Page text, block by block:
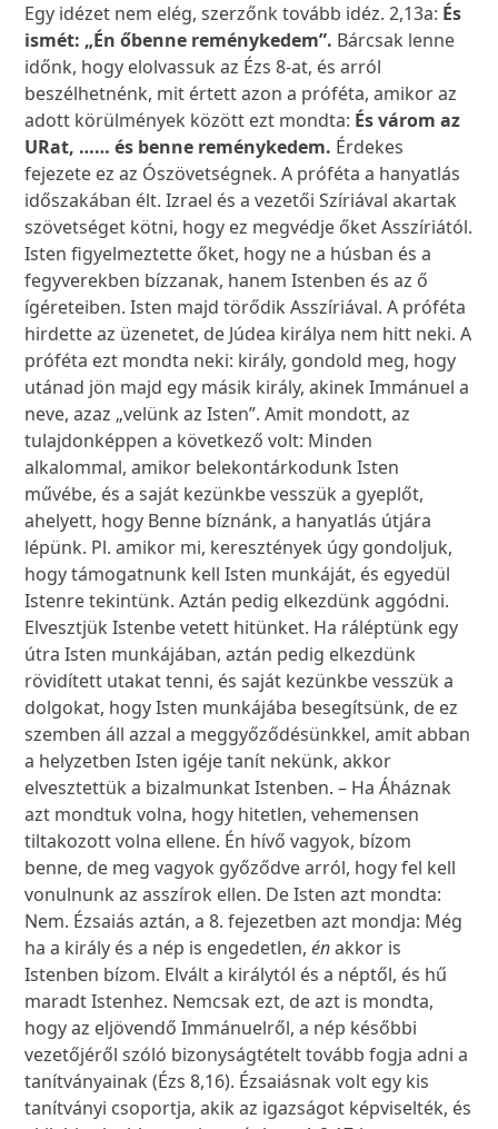
Egy idézet nem elég, szerzőnk tovább idéz. 2,13a: És
ismét: „Én őbenne reménykedem”. Bárcsak lenne
időnk, hogy elolvassuk az Ézs 8-at, és arról
beszélhetnénk, mit értett azon a próféta, amikor az
adott körülmények között ezt mondta: És várom az
URat, …… és benne reménykedem. Érdekes
fejezete ez az Ószövetségnek. A próféta a hanyatlás
időszakában élt. Izrael és a vezetői Szíriával akartak
szövetséget kötni, hogy ez megvédje őket Asszíriától.
Isten figyelmeztette őket, hogy ne a húsban és a
fegyverekben bízzanak, hanem Istenben és az ő
ígéreteiben. Isten majd törődik Asszíriával. A próféta
hirdette az üzenetet, de Júdea királya nem hitt neki. A
próféta ezt mondta neki: király, gondold meg, hogy
utánad jön majd egy másik király, akinek Immánuel a
neve, azaz „velünk az Isten”. Amit mondott, az
tulajdonképpen a következő volt: Minden
alkalommal, amikor belekontárkodunk Isten
művébe, és a saját kezünkbe vesszük a gyeplőt,
ahelyett, hogy Benne bíznánk, a hanyatlás útjára
lépünk. Pl. amikor mi, keresztények úgy gondoljuk,
hogy támogatnunk kell Isten munkáját, és egyedül
Istenre tekintünk. Aztán pedig elkezdünk aggódni.
Elvesztjük Istenbe vetett hitünket. Ha ráléptünk egy
útra Isten munkájában, aztán pedig elkezdünk
rövidített utakat tenni, és saját kezünkbe vesszük a
dolgokat, hogy Isten munkájába besegítsünk, de ez
szemben áll azzal a meggyőződésünkkel, amit abban
a helyzetben Isten igéje tanít nekünk, akkor
elvesztettük a bizalmunkat Istenben. – Ha Áháznak
azt mondtuk volna, hogy hitetlen, vehemensen
tiltakozott volna ellene. Én hívő vagyok, bízom
benne, de meg vagyok győződve arról, hogy fel kell
vonulnunk az asszírok ellen. De Isten azt mondta:
Nem. Ézsaiás aztán, a 8. fejezetben azt mondja: Még
ha a király és a nép is engedetlen,énakkor is
Istenben bízom. Elvált a királytól és a néptől, és hű
maradt Istenhez. Nemcsak ezt, de azt is mondta,
hogy az eljövendő Immánuelről, a nép későbbi
vezetőjéről szóló bizonyságtételt tovább fogja adni a
tanítványainak (Ézs 8,16). Ézsaiásnak volt egy kis
tanítványi csoportja, akik az igazságot képviselték, és